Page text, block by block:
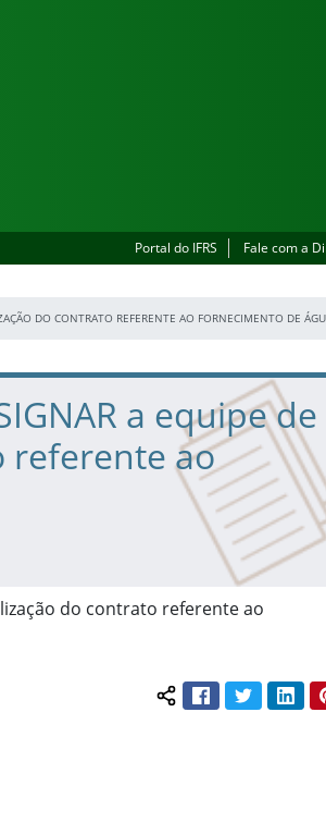
Portal do IFRS Fale com a
DO CONTRATO REFERENTE AO FORNECIMENTO DE
a equipe de
referente ao
do contrato referente ao
Compartilhar
FacebookTwitter